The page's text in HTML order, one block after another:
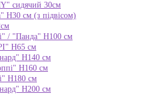
сидячий 30см
Н30 см (з підвісом)
/ "Панда" Н100 см
Н65 см
Н140 см
Н160 см
Н180 см
Н200 см